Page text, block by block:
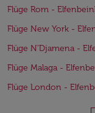
Flüge Rom -
Flüge New York -
Flüge N’Djamena -
Flüge Malaga -
Flüge London -